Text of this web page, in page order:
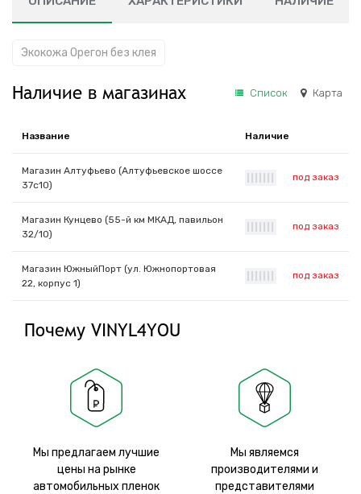
Экокожа Орегон без клея
Наличие в магазинах Список Карта
Название Наличие
Магазин Алтуфьево (Алтуфьевское шоссе
37с10)
под заказ
Магазин Кунцево (55-й км МКАД, павильон
32/10)
под заказ
Магазин ЮжныйПорт (ул. Южнопортовая
22, корпус 1)
под заказ
Почему VINYL4YOU
Мы предлагаем лучшие
цены на рынке
автомобильных пленок
Мы являемся
производителями и
представителями